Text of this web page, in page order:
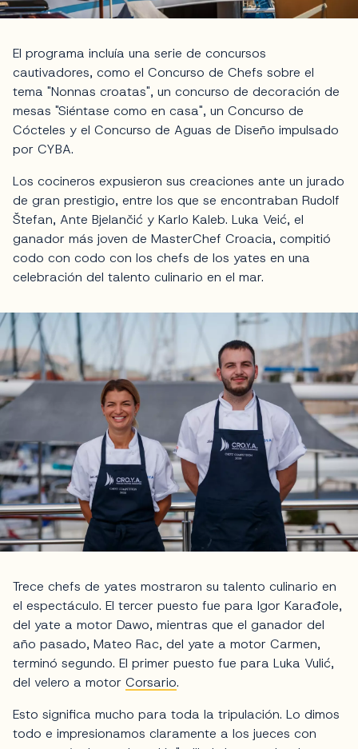
El programa incluía una serie de concursos
cautivadores, como el Concurso de Chefs sobre el
tema "Nonnas croatas", un concurso de decoración de
mesas "Siéntase como en casa", un Concurso de
Cócteles y el Concurso de Aguas de Diseño impulsado
por CYBA.
Los cocineros expusieron sus creaciones ante un jurado
de gran prestigio, entre los que se encontraban Rudolf
Štefan, Ante Bjelančić y Karlo Kaleb. Luka Veić, el
ganador más joven de MasterChef Croacia, compitió
codo con codo con los chefs de los yates en una
celebración del talento culinario en el mar.
Trece chefs de yates mostraron su talento culinario en
el espectáculo. El tercer puesto fue para Igor Karađole,
del yate a motor Dawo, mientras que el ganador del
año pasado, Mateo Rac, del yate a motor Carmen,
terminó segundo. El primer puesto fue para Luka Vulić,
del velero a motor Corsario.
Esto significa mucho para toda la tripulación. Lo dimos
todo e impresionamos claramente a los jueces con